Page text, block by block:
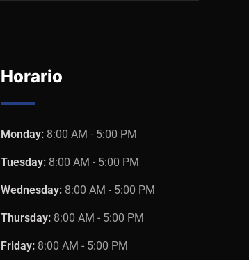
Horario
Monday: 8:00 AM - 5:00 PM
Tuesday: 8:00 AM - 5:00 PM
Wednesday: 8:00 AM - 5:00 PM
Thursday: 8:00 AM - 5:00 PM
Friday: 8:00 AM - 5:00 PM